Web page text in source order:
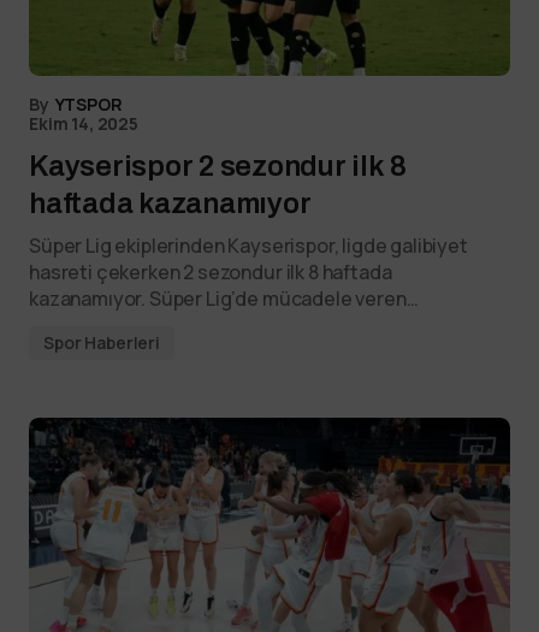
By YTSPOR
Ekim 14, 2025
Kayserispor 2 sezondur ilk 8
haftada kazanamıyor
Süper Lig ekiplerinden Kayserispor, ligde galibiyet
hasreti çekerken 2 sezondur ilk 8 haftada
kazanamıyor. Süper Lig’de mücadele veren…
Spor Haberleri